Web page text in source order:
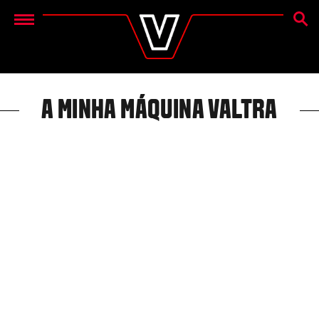
Menu
A MINHA MÁQUINA VALTRA